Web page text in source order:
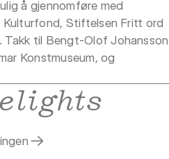
å gjennomføre med
Stiftelsen Fritt ord
Takk til Bengt-Olof Johansson
Konstmuseum, og